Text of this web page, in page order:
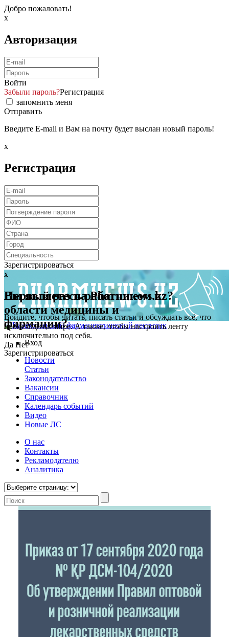
Добро пожаловать!
x
Авторизация
Войти
Забыли пароль?Регистрация
запомнить меня
Отправить
Введите E-mail и Вам на почту будет выслан новый пароль!
x
Регистрация
Зарегистрироваться
x
Первый раз на Pharmnews.kz?
Войдите, чтобы читать, писать статьи и обсуждать всё, что
происходит в мире. А также, чтобы настроить ленту
исключительно под себя.
Зарегистрироваться
x
Вы являетесь работником в
области медицины и
фармации?
Да НетВход
Новости
Статьи
Законодательство
Вакансии
Справочник
Календарь событий
Видео
Новые ЛС
О нас
Контакты
Рекламодателю
Аналитика